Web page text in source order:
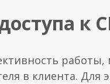
к
в клиента. Для